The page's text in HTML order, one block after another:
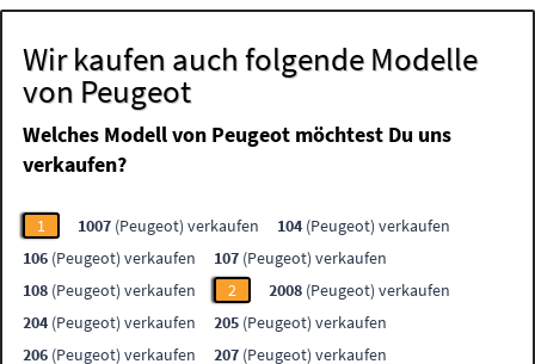
Wir kaufen auch folgende Modelle
von Peugeot
Welches Modell von Peugeot möchtest Du uns
verkaufen?
1 1007 (Peugeot) verkaufen 104 (Peugeot) verkaufen
106 (Peugeot) verkaufen 107 (Peugeot) verkaufen
108 (Peugeot) verkaufen 2 2008 (Peugeot) verkaufen
204 (Peugeot) verkaufen 205 (Peugeot) verkaufen
206 (Peugeot) verkaufen 207 (Peugeot) verkaufen